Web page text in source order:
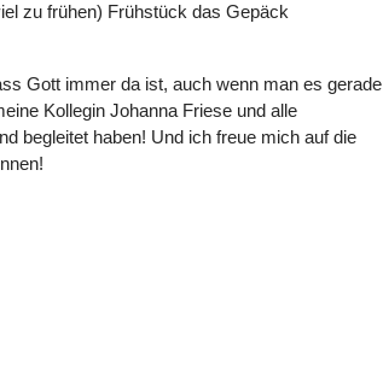
zu frühen) Frühstück das Gepäck
Gott immer da ist, auch wenn man es gerade
Kollegin Johanna Friese und alle
begleitet haben! Und ich freue mich auf die